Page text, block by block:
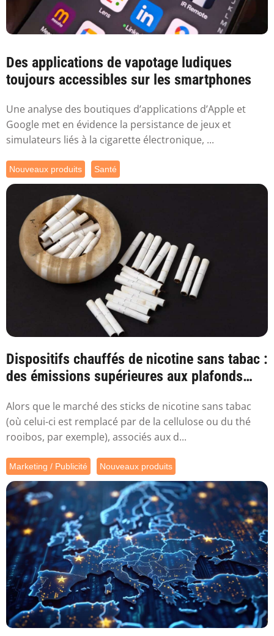
Des applications de vapotage ludiques
toujours accessibles sur les smartphones
Une analyse des boutiques d’applications d’Apple et
Google met en évidence la persistance de jeux et
simulateurs liés à la cigarette électronique, ...
Nouveaux produits Santé
Dispositifs chauffés de nicotine sans tabac :
des émissions supérieures aux plafonds
Alors que le marché des sticks de nicotine sans tabac
(où celui-ci est remplacé par de la cellulose ou du thé
rooibos, par exemple), associés aux d...
Marketing / Publicité Nouveaux produits